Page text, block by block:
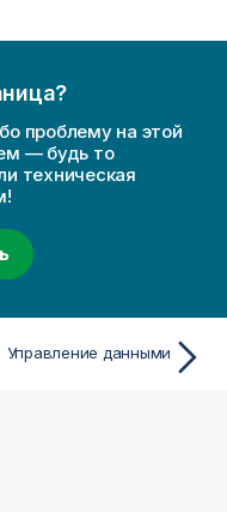
проблему на этой
— будь то
техническая
Управление данными